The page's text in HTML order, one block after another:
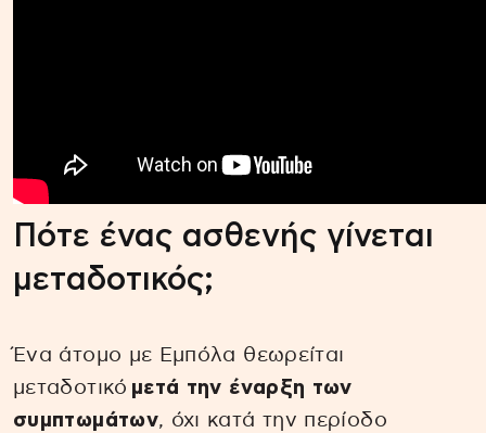
Πότε ένας ασθενής γίνεται
μεταδοτικός;
Ένα άτομο με Εμπόλα θεωρείται
μεταδοτικό μετά την έναρξη των
συμπτωμάτων, όχι κατά την περίοδο